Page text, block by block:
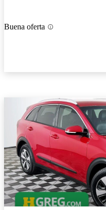
Buena oferta